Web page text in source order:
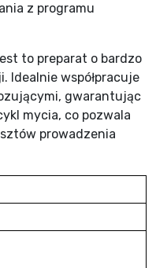
z programu
to preparat o bardzo
Idealnie współpracuje
gwarantując
mycia, co pozwala
prowadzenia